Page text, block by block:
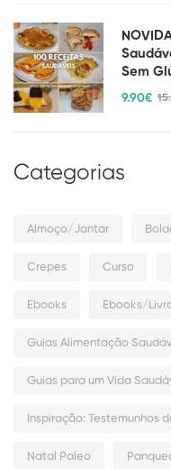
Sem
9.90€ 15
Categorias
Almoço/Jantar
Crepes Curso
Ebooks Ebooks/
Guias Alimentação
Guias para um Vida
Inspiração: Testemunhos
Natal Paleo